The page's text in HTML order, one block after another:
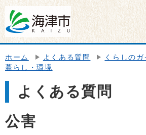
ホーム よくある質問
くらしのガ
暮らし・環境
よくある質問
公害